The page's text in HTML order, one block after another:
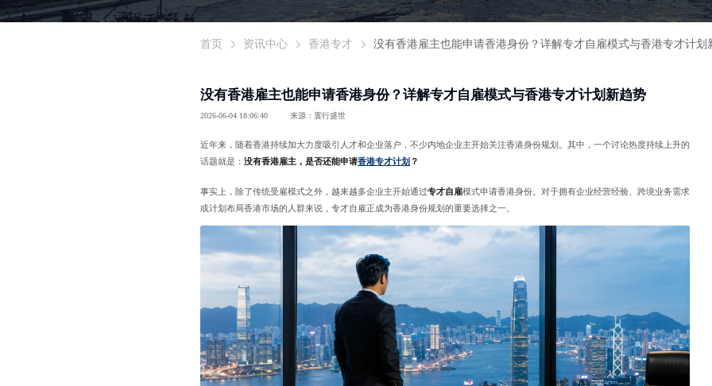
首页 资讯中心 香港专才 没有香港雇主也能申请香港身份？详解专才自雇模式与香港专才计划
没有香港雇主也能申请香港身份？详解专才自雇模式与香港专才计划新趋势
2026-06-04 18:06:40 来源：寰行盛世
近年来，随着香港持续加大力度吸引人才和企业落户，不少内地企业主开始关注香港身份规划。其中，一个讨论热度持续上升的
话题就是： 没有香港雇主，是否还能申请香港专才计划 ？
事实上，除了传统受雇模式之外，越来越多企业主开始通过专才自雇模式申请香港身份。对于拥有企业经营经验、跨境业务需求
或计划布局香港市场的人群来说，专才自雇正成为香港身份规划的重要选择之一。